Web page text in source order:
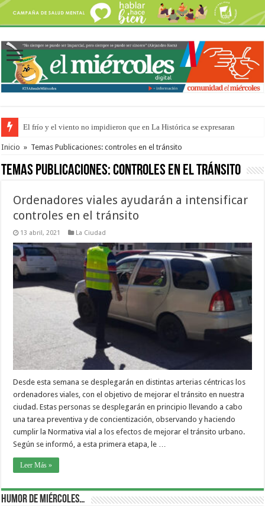
El frío y el viento no impidieron que en La Histórica se expresaran
OSER: Frigerio aseguró que mejoraron el servicio, redujeron el déficit en
Inicio » Temas Publicaciones: controles en el tránsito
Temas Publicaciones:controles en el tránsito
Ordenadores viales ayudarán a intensificar
controles en el tránsito
13 abril, 2021 La Ciudad
Desde esta semana se desplegarán en distintas arterias céntricas los
ordenadores viales, con el objetivo de mejorar el tránsito en nuestra
ciudad. Estas personas se desplegarán en principio llevando a cabo
una tarea preventiva y de concientización, observando y haciendo
cumplir la Normativa vial a los efectos de mejorar el tránsito urbano.
Según se informó, a esta primera etapa, le …
Leer Más »
Humor de Miércoles…